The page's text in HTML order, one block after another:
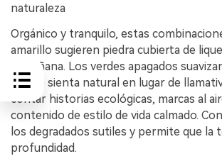
naturaleza
Orgánico y tranquilo, estas
amarillo sugieren piedra cubierta de
la mañana. Los verdes apagados
que se sienta natural en lugar de
contar historias ecológicas, marcas al
contenido de estilo de vida calmado.
los degradados sutiles y permite que la
profundidad.